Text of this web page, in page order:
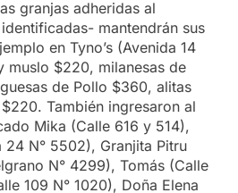
granjas adheridas al
mantendrán sus
en Tyno’s (Avenida 14
muslo $220, milanesas de
de Pollo $360, alitas
También ingresaron al
Mika (Calle 616 y 514),
N° 5502), Granjita Pitru
N° 4299), Tomás (Calle
109 N° 1020), Doña Elena